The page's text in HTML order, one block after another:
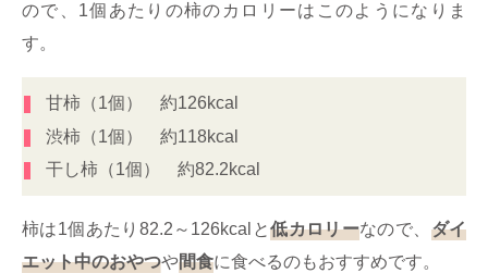
ので、1個あたりの柿のカロリーはこのようになりま
す。
甘柿（1個） 約126kcal
渋柿（1個） 約118kcal
干し柿（1個） 約82.2kcal
柿は1個あたり82.2～126kcalと低カロリーなので、 ダイ
エット中のおやつや間食に食べるのもおすすめです。